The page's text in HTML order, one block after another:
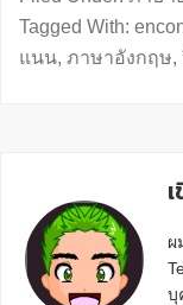
Tagged With:
แนน, ภาษาอังกฤษ,
ผ
บุ